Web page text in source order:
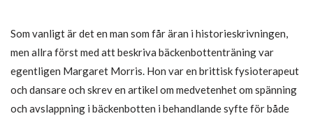
Som vanligt är det en man som får äran i historieskrivningen,
men allra först med att beskriva bäckenbottenträning var
egentligen Margaret Morris. Hon var en brittisk fysioterapeut
och dansare och skrev en artikel om medvetenhet om spänning
och avslappning i bäckenbotten i behandlande syfte för både